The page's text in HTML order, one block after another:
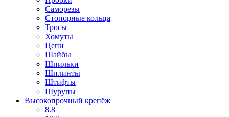
Саморезы
Стопорные кольца
Тросы
Хомуты
Цепи
Шайбы
Шпильки
Шплинты
Штифты
Шурупы
Высокопрочный крепёж
8.8